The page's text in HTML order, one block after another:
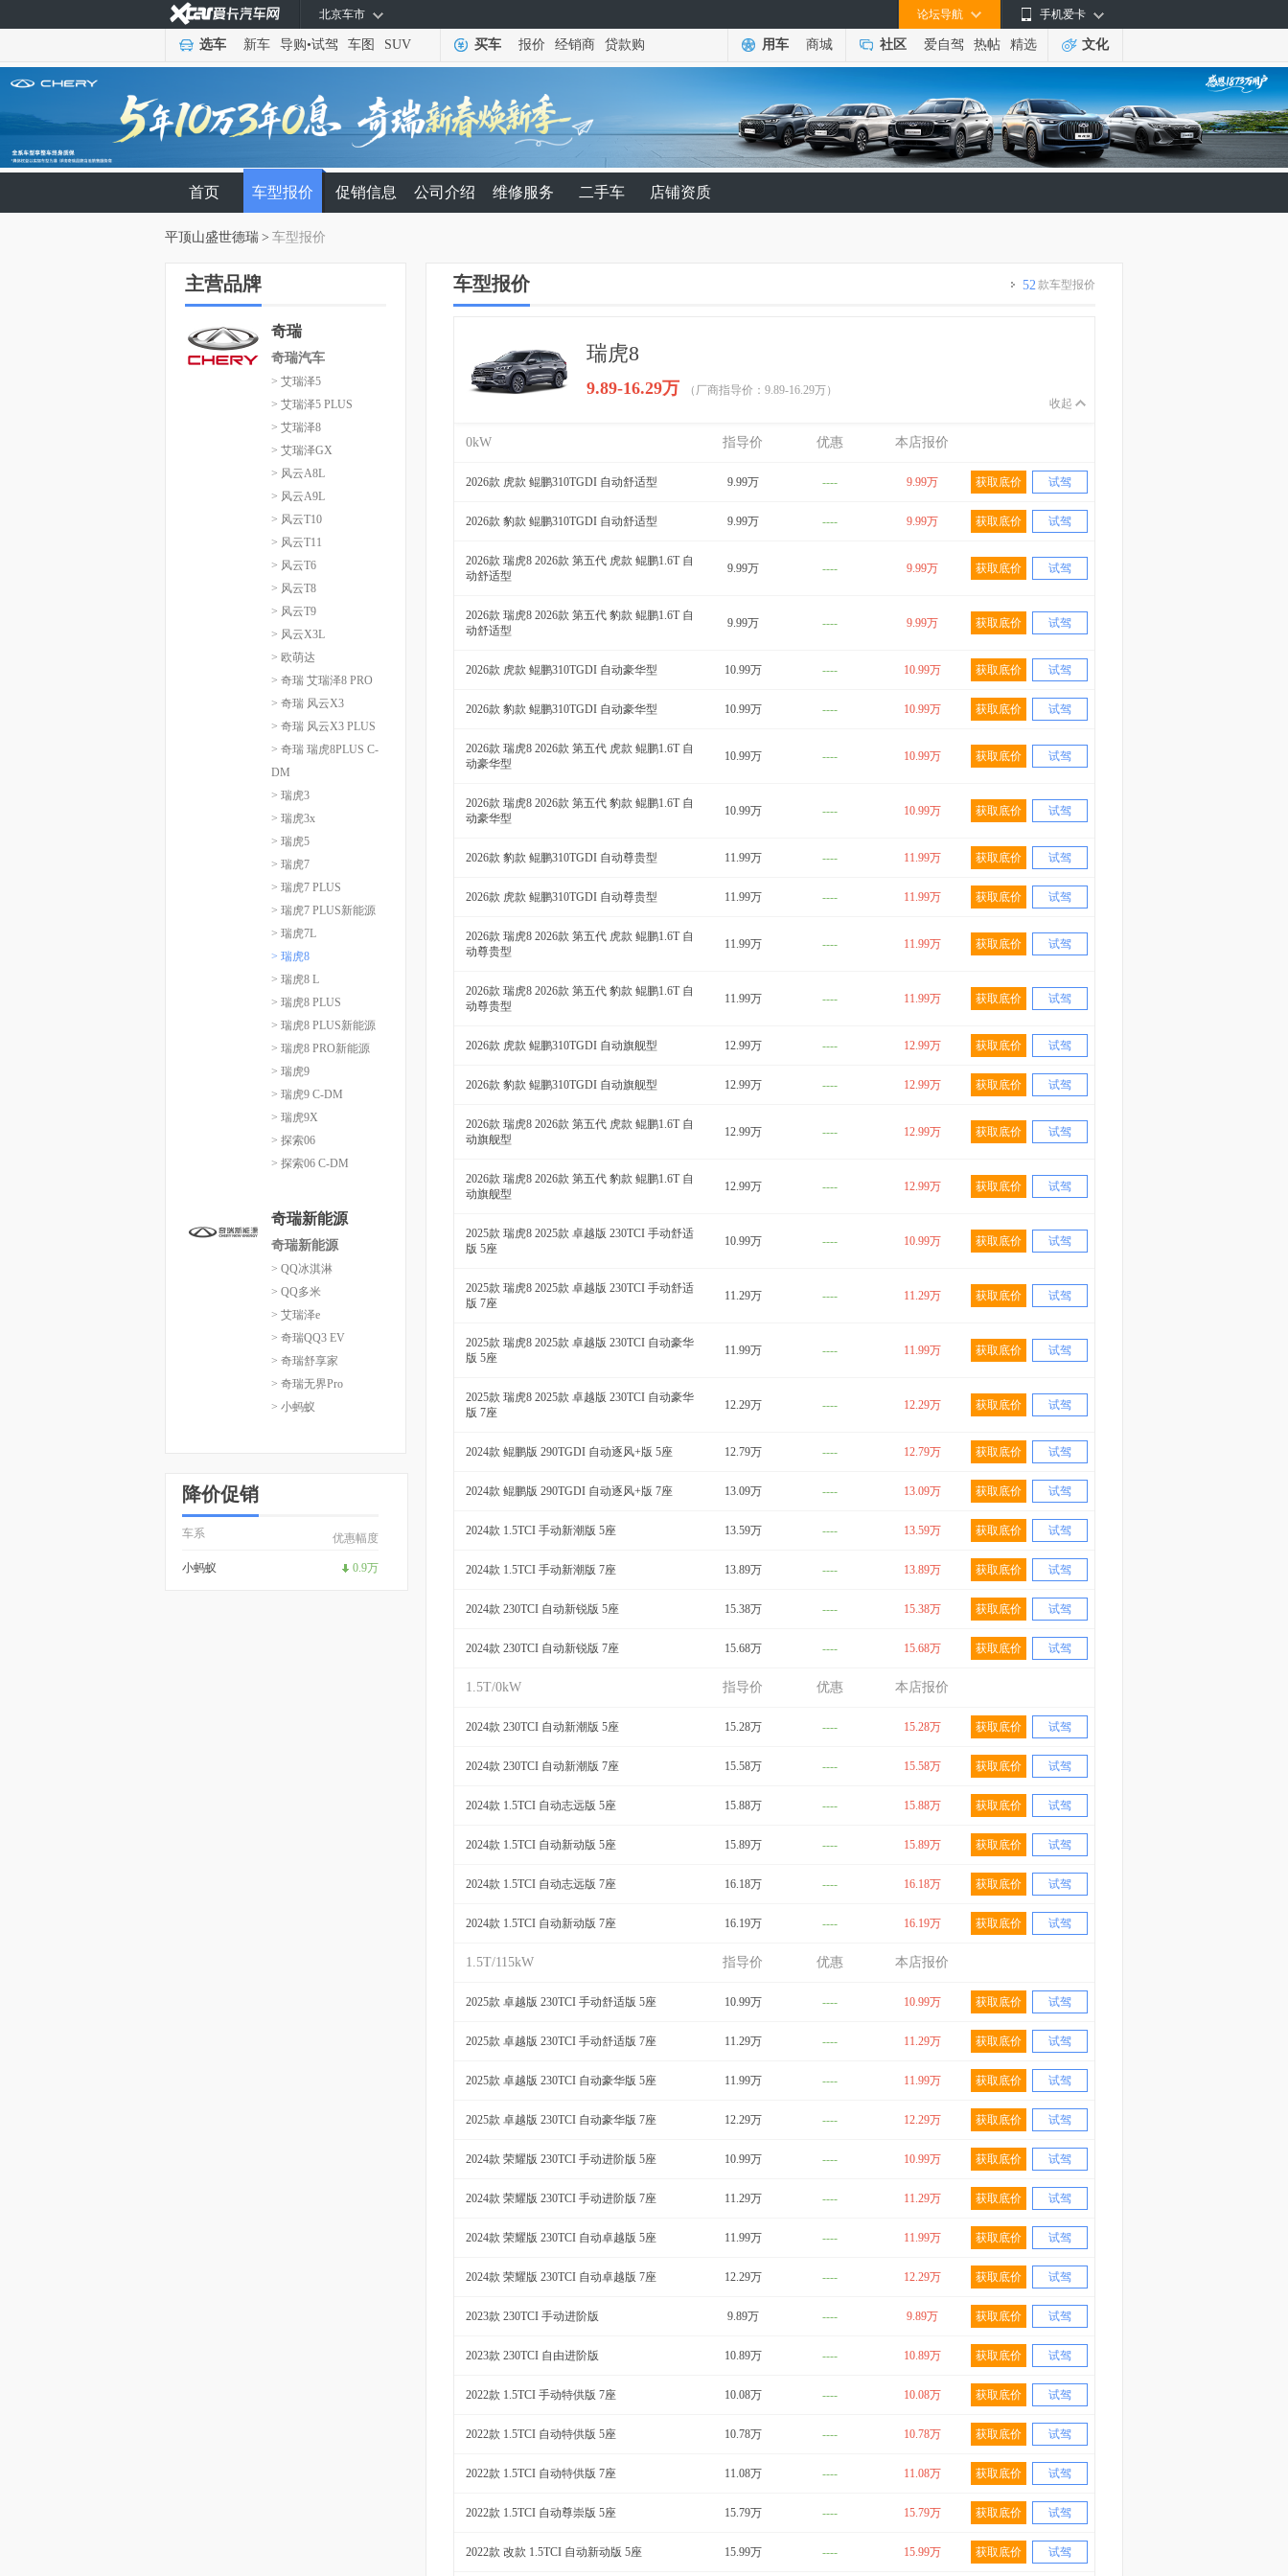
手机爱卡
论坛导航
北京车市
选车 新车 导购•试驾 车图 SUV 买车 报价 经销商 贷款购 用车 商城 社区 爱自驾 热帖 精选 文化
首页 车型报价 促销信息 公司介绍 维修服务 二手车 店铺资质
平顶山盛世德瑞 > 车型报价
主营品牌
奇瑞
奇瑞汽车
> 艾瑞泽5
> 艾瑞泽5 PLUS
> 艾瑞泽8
> 艾瑞泽GX
> 风云A8L
> 风云A9L
> 风云T10
> 风云T11
> 风云T6
> 风云T8
> 风云T9
> 风云X3L
> 欧萌达
> 奇瑞 艾瑞泽8 PRO
> 奇瑞 风云X3
> 奇瑞 风云X3 PLUS
> 奇瑞 瑞虎8PLUS C-
DM
> 瑞虎3
> 瑞虎3x
> 瑞虎5
> 瑞虎7
> 瑞虎7 PLUS
> 瑞虎7 PLUS新能源
> 瑞虎7L
> 瑞虎8
> 瑞虎8 L
> 瑞虎8 PLUS
> 瑞虎8 PLUS新能源
> 瑞虎8 PRO新能源
> 瑞虎9
> 瑞虎9 C-DM
> 瑞虎9X
> 探索06
> 探索06 C-DM
奇瑞新能源
奇瑞新能源
> QQ冰淇淋
> QQ多米
> 艾瑞泽e
> 奇瑞QQ3 EV
> 奇瑞舒享家
> 奇瑞无界Pro
> 小蚂蚁
降价促销
车系 优惠幅度
小蚂蚁 0.9万
车型报价 52款车型报价
瑞虎8
9.89-16.29万
（厂商指导价：9.89-16.29万）
收起
0kW 指导价 优惠 本店报价
2026款 虎款 鲲鹏310TGDI 自动舒适型 9.99万 ---- 9.99万 获取底价 试驾
2026款 豹款 鲲鹏310TGDI 自动舒适型 9.99万 ---- 9.99万 获取底价 试驾
2026款 瑞虎8 2026款 第五代 虎款 鲲鹏1.6T 自
动舒适型
9.99万 ---- 9.99万 获取底价 试驾
2026款 瑞虎8 2026款 第五代 豹款 鲲鹏1.6T 自
动舒适型
9.99万 ---- 9.99万 获取底价 试驾
2026款 虎款 鲲鹏310TGDI 自动豪华型 10.99万 ---- 10.99万 获取底价 试驾
2026款 豹款 鲲鹏310TGDI 自动豪华型 10.99万 ---- 10.99万 获取底价 试驾
2026款 瑞虎8 2026款 第五代 虎款 鲲鹏1.6T 自
动豪华型
10.99万 ---- 10.99万 获取底价 试驾
2026款 瑞虎8 2026款 第五代 豹款 鲲鹏1.6T 自
动豪华型
10.99万 ---- 10.99万 获取底价 试驾
2026款 豹款 鲲鹏310TGDI 自动尊贵型 11.99万 ---- 11.99万 获取底价 试驾
2026款 虎款 鲲鹏310TGDI 自动尊贵型 11.99万 ---- 11.99万 获取底价 试驾
2026款 瑞虎8 2026款 第五代 虎款 鲲鹏1.6T 自
动尊贵型
11.99万 ---- 11.99万 获取底价 试驾
2026款 瑞虎8 2026款 第五代 豹款 鲲鹏1.6T 自
动尊贵型
11.99万 ---- 11.99万 获取底价 试驾
2026款 虎款 鲲鹏310TGDI 自动旗舰型 12.99万 ---- 12.99万 获取底价 试驾
2026款 豹款 鲲鹏310TGDI 自动旗舰型 12.99万 ---- 12.99万 获取底价 试驾
2026款 瑞虎8 2026款 第五代 虎款 鲲鹏1.6T 自
动旗舰型
12.99万 ---- 12.99万 获取底价 试驾
2026款 瑞虎8 2026款 第五代 豹款 鲲鹏1.6T 自
动旗舰型
12.99万 ---- 12.99万 获取底价 试驾
2025款 瑞虎8 2025款 卓越版 230TCI 手动舒适
版 5座
10.99万 ---- 10.99万 获取底价 试驾
2025款 瑞虎8 2025款 卓越版 230TCI 手动舒适
版 7座
11.29万 ---- 11.29万 获取底价 试驾
2025款 瑞虎8 2025款 卓越版 230TCI 自动豪华
版 5座
11.99万 ---- 11.99万 获取底价 试驾
2025款 瑞虎8 2025款 卓越版 230TCI 自动豪华
版 7座
12.29万 ---- 12.29万 获取底价 试驾
2024款 鲲鹏版 290TGDI 自动逐风+版 5座 12.79万 ---- 12.79万 获取底价 试驾
2024款 鲲鹏版 290TGDI 自动逐风+版 7座 13.09万 ---- 13.09万 获取底价 试驾
2024款 1.5TCI 手动新潮版 5座 13.59万 ---- 13.59万 获取底价 试驾
2024款 1.5TCI 手动新潮版 7座 13.89万 ---- 13.89万 获取底价 试驾
2024款 230TCI 自动新锐版 5座 15.38万 ---- 15.38万 获取底价 试驾
2024款 230TCI 自动新锐版 7座 15.68万 ---- 15.68万 获取底价 试驾
1.5T/0kW 指导价 优惠 本店报价
2024款 230TCI 自动新潮版 5座 15.28万 ---- 15.28万 获取底价 试驾
2024款 230TCI 自动新潮版 7座 15.58万 ---- 15.58万 获取底价 试驾
2024款 1.5TCI 自动志远版 5座 15.88万 ---- 15.88万 获取底价 试驾
2024款 1.5TCI 自动新动版 5座 15.89万 ---- 15.89万 获取底价 试驾
2024款 1.5TCI 自动志远版 7座 16.18万 ---- 16.18万 获取底价 试驾
2024款 1.5TCI 自动新动版 7座 16.19万 ---- 16.19万 获取底价 试驾
1.5T/115kW 指导价 优惠 本店报价
2025款 卓越版 230TCI 手动舒适版 5座 10.99万 ---- 10.99万 获取底价 试驾
2025款 卓越版 230TCI 手动舒适版 7座 11.29万 ---- 11.29万 获取底价 试驾
2025款 卓越版 230TCI 自动豪华版 5座 11.99万 ---- 11.99万 获取底价 试驾
2025款 卓越版 230TCI 自动豪华版 7座 12.29万 ---- 12.29万 获取底价 试驾
2024款 荣耀版 230TCI 手动进阶版 5座 10.99万 ---- 10.99万 获取底价 试驾
2024款 荣耀版 230TCI 手动进阶版 7座 11.29万 ---- 11.29万 获取底价 试驾
2024款 荣耀版 230TCI 自动卓越版 5座 11.99万 ---- 11.99万 获取底价 试驾
2024款 荣耀版 230TCI 自动卓越版 7座 12.29万 ---- 12.29万 获取底价 试驾
2023款 230TCI 手动进阶版 9.89万 ---- 9.89万 获取底价 试驾
2023款 230TCI 自由进阶版 10.89万 ---- 10.89万 获取底价 试驾
2022款 1.5TCI 手动特供版 7座 10.08万 ---- 10.08万 获取底价 试驾
2022款 1.5TCI 自动特供版 5座 10.78万 ---- 10.78万 获取底价 试驾
2022款 1.5TCI 自动特供版 7座 11.08万 ---- 11.08万 获取底价 试驾
2022款 1.5TCI 自动尊崇版 5座 15.79万 ---- 15.79万 获取底价 试驾
2022款 改款 1.5TCI 自动新动版 5座 15.99万 ---- 15.99万 获取底价 试驾